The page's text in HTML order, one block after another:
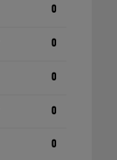
0
0
0
0
0